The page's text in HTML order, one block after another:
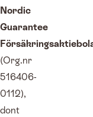
Nordic
Guarantee
(Org.nr
516406-
0112),
dont